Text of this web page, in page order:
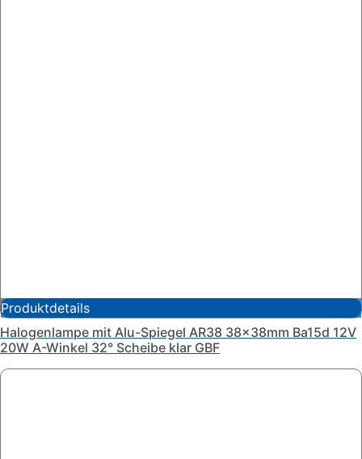
Produktdetails
Halogenlampe mit Alu-Spiegel AR38 38x38mm Ba15d 12V
20W A-Winkel 32° Scheibe klar GBF